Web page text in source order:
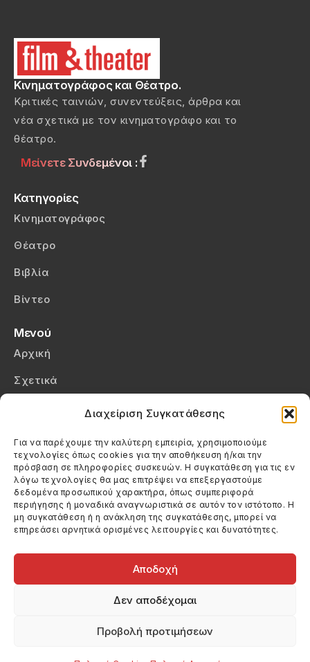
Διαχείριση Συγκατάθεσης
Για να παρέχουμε την καλύτερη εμπειρία, χρησιμοποιούμε
τεχνολογίες όπως cookies για την αποθήκευση ή/και την
πρόσβαση σε πληροφορίες συσκευών. Η συγκατάθεση για τις εν
λόγω τεχνολογίες θα μας επιτρέψει να επεξεργαστούμε
δεδομένα προσωπικού χαρακτήρα, όπως συμπεριφορά
περιήγησης ή μοναδικά αναγνωριστικά σε αυτόν τον ιστότοπο. Η
μη συγκατάθεση ή η ανάκληση της συγκατάθεσης, μπορεί να
επηρεάσει αρνητικά ορισμένες λειτουργίες και δυνατότητες.
Αποδοχή
Δεν αποδέχομαι
Προβολή προτιμήσεων
Κινηματογράφος και Θέατρο.
Κριτικές ταινιών, συνεντεύξεις, άρθρα και
νέα σχετικά με τον κινηματογράφο και το
θέατρο.
Μείνετε Συνδεμένοι :
Κατηγορίες
Κινηματογράφος
Θέατρο
Βιβλία
Βίντεο
Μενού
Αρχική
Σχετικά
Πολιτική Cookies (ΕΕ)
Στοιχεία Επικοινωνίας
Καλεσέ μας
(+30) 6974123481
Στείλε μας email
info@filmandtheater.gr
Copyright 2026 Filmandtheater / All rights reserved